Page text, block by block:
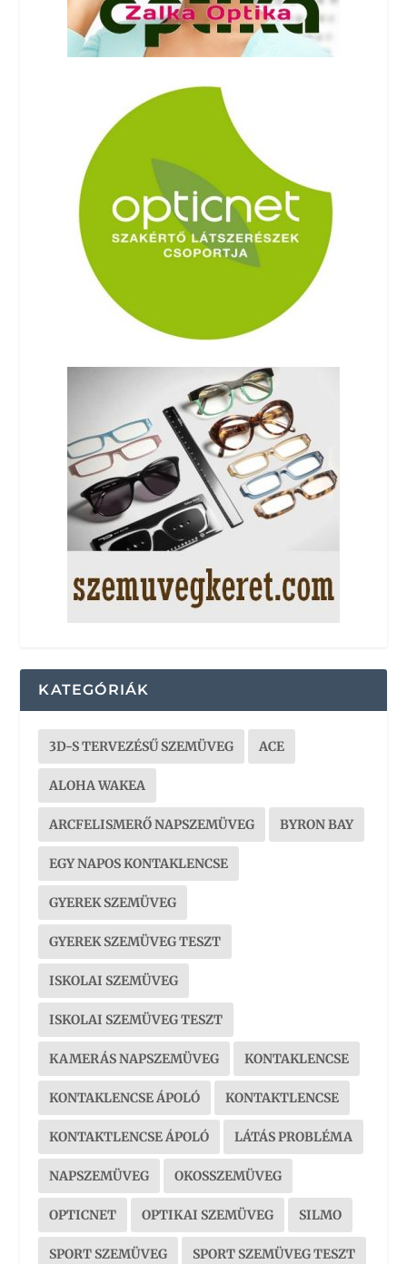
KATEGÓRIÁK
3D-S TERVEZÉSŰ SZEMÜVEG ACE
ALOHA WAKEA
ARCFELISMERŐ NAPSZEMÜVEG BYRON BAY
EGY NAPOS KONTAKLENCSE
GYEREK SZEMÜVEG
GYEREK SZEMÜVEG TESZT
ISKOLAI SZEMÜVEG
ISKOLAI SZEMÜVEG TESZT
KAMERÁS NAPSZEMÜVEG KONTAKLENCSE
KONTAKLENCSE ÁPOLÓ KONTAKTLENCSE
KONTAKTLENCSE ÁPOLÓ LÁTÁS PROBLÉMA
NAPSZEMÜVEG OKOSSZEMÜVEG
OPTICNET OPTIKAI SZEMÜVEG SILMO
SPORT SZEMÜVEG SPORT SZEMÜVEG TESZT